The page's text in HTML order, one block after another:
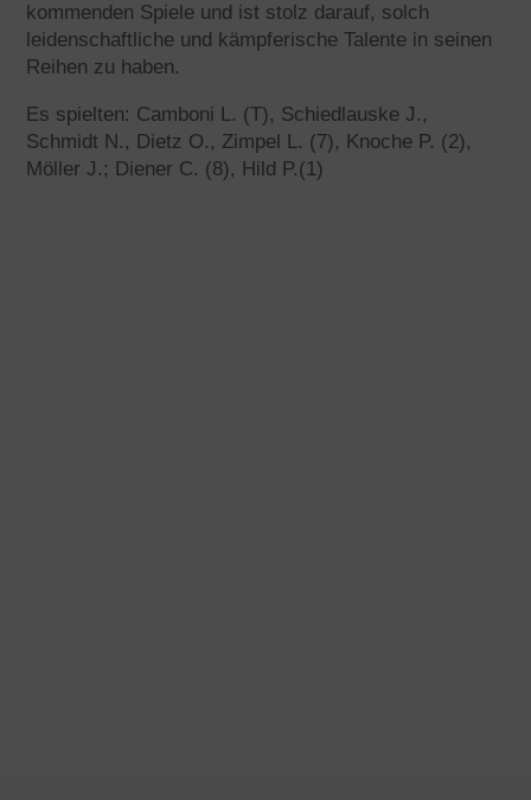
kommenden Spiele und ist stolz darauf, solch
leidenschaftliche und kämpferische Talente in seinen
Reihen zu haben.
Es spielten: Camboni L. (T), Schiedlauske J.,
Schmidt N., Dietz O., Zimpel L. (7), Knoche P. (2),
Möller J.; Diener C. (8), Hild P.(1)